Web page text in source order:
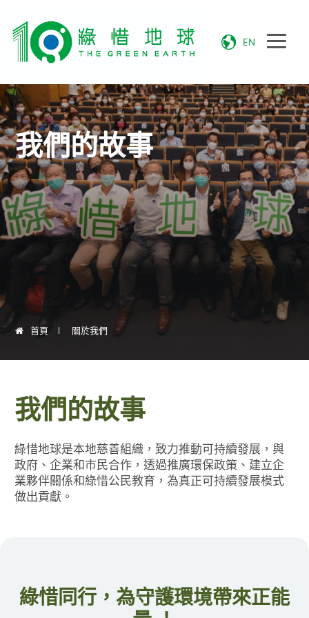
EN
我們的故事
首頁 關於我們
我們的故事
綠惜地球是本地慈善組織，致力推動可持續發展，與
政府、企業和市民合作，透過推廣環保政策、建立企
業夥伴關係和綠惜公民教育，為真正可持續發展模式
做出貢獻。
綠惜同行，為守護環境帶來正能